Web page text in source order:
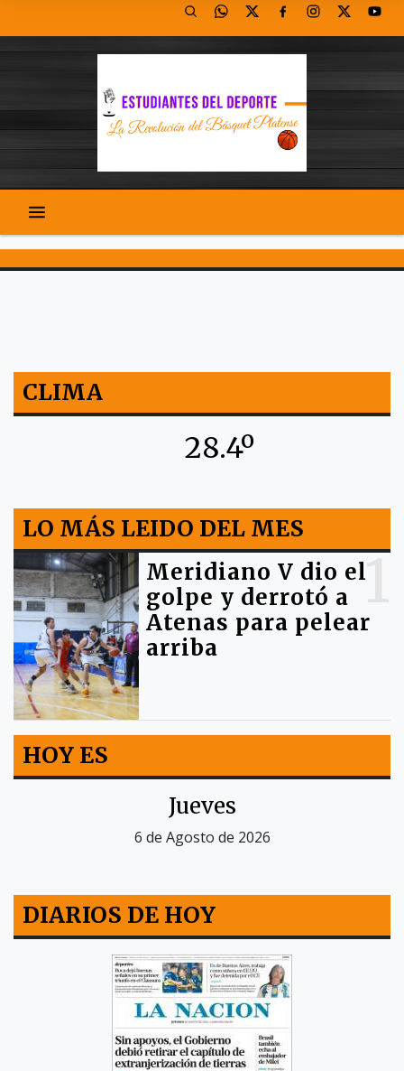
CLIMA
28.4º
LO MÁS LEIDO DEL MES
1
Meridiano V dio el
golpe y derrotó a
Atenas para pelear
arriba
HOY ES
Jueves
6 de Agosto de 2026
DIARIOS DE HOY